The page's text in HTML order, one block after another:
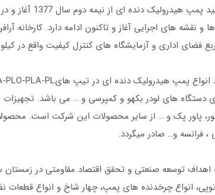
های لودر بکهو و کمپرسی و … می باشد. تجهیزات
پاور پک و … از سایر محصولات این شرکت است.
، فرانسه و… صادر میگردد.